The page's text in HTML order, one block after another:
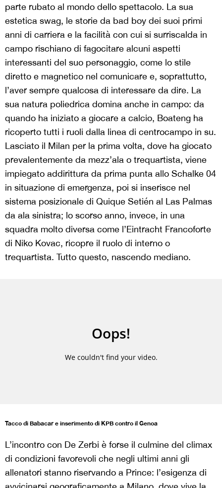
parte rubato al mondo dello spettacolo. La sua
estetica swag, le storie da bad boy dei suoi primi
anni di carriera e la facilità con cui si surriscalda in
campo rischiano di fagocitare alcuni aspetti
interessanti del suo personaggio, come lo stile
diretto e magnetico nel comunicare e, soprattutto,
l’aver sempre qualcosa di interessare da dire. La
sua natura poliedrica domina anche in campo: da
quando ha iniziato a giocare a calcio, Boateng ha
ricoperto tutti i ruoli dalla linea di centrocampo in su.
Lasciato il Milan per la prima volta, dove ha giocato
prevalentemente da mezz’ala o trequartista, viene
impiegato addirittura da prima punta allo Schalke 04
in situazione di emergenza, poi si inserisce nel
sistema posizionale di Quique Setién al Las Palmas
da ala sinistra; lo scorso anno, invece, in una
squadra molto diversa come l’Eintracht Francoforte
di Niko Kovac, ricopre il ruolo di interno o
trequartista. Tutto questo, nascendo mediano.
Tacco di Babacar e inserimento di KPB contro il Genoa
L’incontro con De Zerbi è forse il culmine del climax
di condizioni favorevoli che negli ultimi anni gli
allenatori stanno riservando a Prince: l’esigenza di